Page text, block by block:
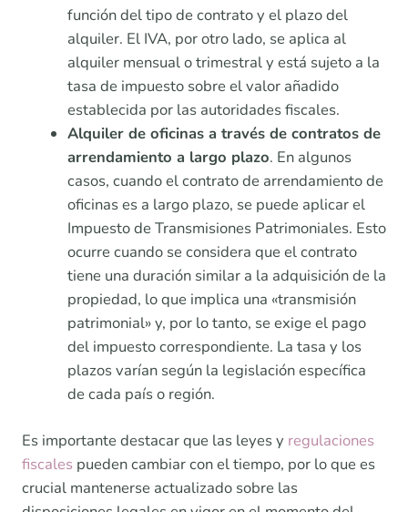
función del tipo de contrato y el plazo del
alquiler. El IVA, por otro lado, se aplica al
alquiler mensual o trimestral y está sujeto a la
tasa de impuesto sobre el valor añadido
establecida por las autoridades fiscales.
Alquiler de oficinas a través de contratos de
arrendamiento a largo plazo. En algunos
casos, cuando el contrato de arrendamiento de
oficinas es a largo plazo, se puede aplicar el
Impuesto de Transmisiones Patrimoniales. Esto
ocurre cuando se considera que el contrato
tiene una duración similar a la adquisición de la
propiedad, lo que implica una «transmisión
patrimonial» y, por lo tanto, se exige el pago
del impuesto correspondiente. La tasa y los
plazos varían según la legislación específica
de cada país o región.
Es importante destacar que las leyes y regulaciones
fiscales pueden cambiar con el tiempo, por lo que es
crucial mantenerse actualizado sobre las